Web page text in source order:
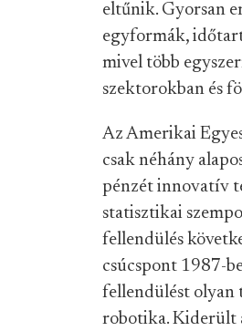
eltűnik. Gyorsan
egyformák,
mivel több
szektorokban és
Az Amerikai
csak néhány
pénzét innovatív
statisztikai
fellendülés
csúcspont 1987-
fellendülést olyan
robotika. Kiderült